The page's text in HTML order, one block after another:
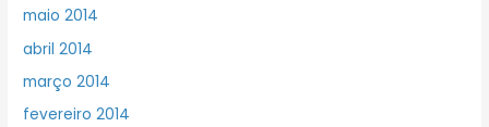
maio 2014
abril 2014
março 2014
fevereiro 2014